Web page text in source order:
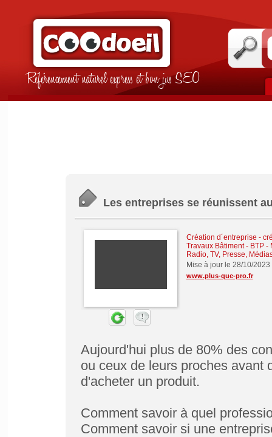
Référencement naturel express et bon jus SEO
Les entreprises se réunissent
Création d´entreprise -
Travaux Bâtiment - BTP
Radio, TV, Presse,
Mise à jour le 28/10/2023
www.plus-que-pro.fr
Aujourd'hui plus de 80% des
ou ceux de leurs proches avant
d'acheter un produit.
Comment savoir à quel
Comment savoir si une